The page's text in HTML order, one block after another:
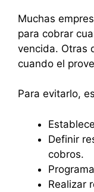
Muchas
para cobrar
vencida. Otras
cuando el
Para evitarlo,
Definir
cobros.
Realizar